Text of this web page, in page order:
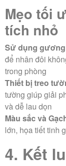
Mẹo tối
tích nhỏ
Sử dụng
để nhân đôi
trong phòng
Thiết bị treo
tường giúp giải
và dễ lau dọn
Màu sắc và
lớn, họa tiết tinh
4. Kết